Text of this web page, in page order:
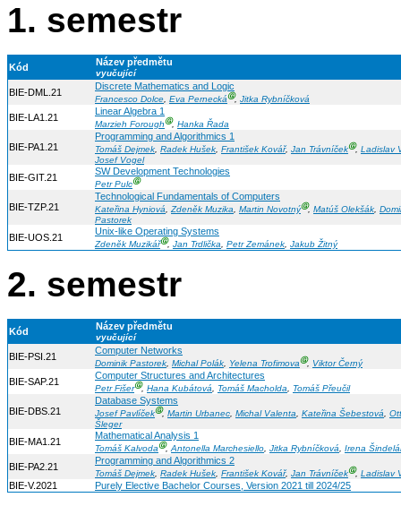
1. semestr
Kód Název předmětu
vyučující
BIE-DML.21
Discrete Mathematics and Logic
Francesco Dolce, Eva PerneckáⒼ, Jitka Rybníčková
BIE-LA1.21
Linear Algebra 1
Marzieh ForoughⒼ, Hanka Řada
BIE-PA1.21
Programming and Algorithmics 1
Tomáš Dejmek, Radek Hušek, František Kovář, Jan TrávníčekⒼ, Ladislav
Josef Vogel
BIE-GIT.21
SW Development Technologies
Petr PulcⒼ
BIE-TZP.21
Technological Fundamentals of Computers
Kateřina Hyniová,Zdeněk Muzika, Martin NovotnýⒼ, Matúš Olekšák,
Pastorek
BIE-UOS.21
Unix-like Operating Systems
Zdeněk MuzikářⒼ, Jan Trdlička, Petr Zemánek, Jakub Žitný
2. semestr
Kód Název předmětu
vyučující
BIE-PSI.21
Computer Networks
Dominik Pastorek, Michal Polák, Yelena TrofimovaⒼ, Viktor Černý
BIE-SAP.21
Computer Structures and Architectures
Petr FišerⒼ, Hana Kubátová, Tomáš Macholda, Tomáš Přeučil
BIE-DBS.21
Database Systems
Josef PavlíčekⒼ, Martin Urbanec, Michal Valenta, Kateřina Šebestová,
Šleger
BIE-MA1.21
Mathematical Analysis 1
Tomáš KalvodaⒼ,Antonella Marchesiello, Jitka Rybníčková, Irena
BIE-PA2.21
Programming and Algorithmics 2
Tomáš Dejmek, Radek Hušek, František Kovář, Jan TrávníčekⒼ, Ladislav
BIE-V.2021 Purely Elective Bachelor Courses, Version 2021 till 2024/25